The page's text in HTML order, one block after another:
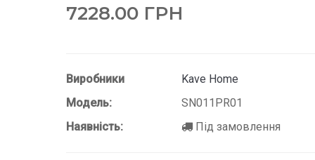
7228.00 ГРН
Виробники
Kave Home
Модель:
SN011PR01
Наявність:
Під замовлення